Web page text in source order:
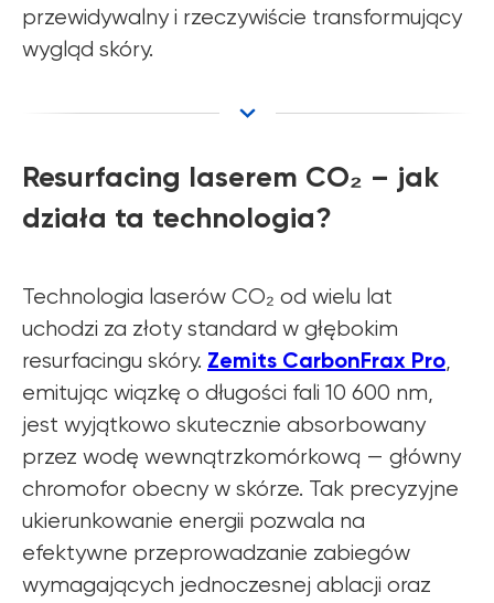
przewidywalny i rzeczywiście transformujący
wygląd skóry.
Resurfacing laserem CO₂ – jak
działa ta technologia?
Technologia laserów CO₂ od wielu lat
uchodzi za złoty standard w głębokim
resurfacingu skóry. Zemits CarbonFrax Pro,
emitując wiązkę o długości fali 10 600 nm,
jest wyjątkowo skutecznie absorbowany
przez wodę wewnątrzkomórkową — główny
chromofor obecny w skórze. Tak precyzyjne
ukierunkowanie energii pozwala na
efektywne przeprowadzanie zabiegów
wymagających jednoczesnej ablacji oraz